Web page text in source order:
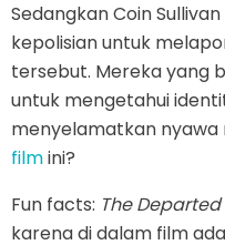
Sedangkan Coin
kepolisian untuk
tersebut. Mereka yang
untuk mengetahui
menyelamatkan
filmini?
Fun facts: The Departed
karena di dalam film